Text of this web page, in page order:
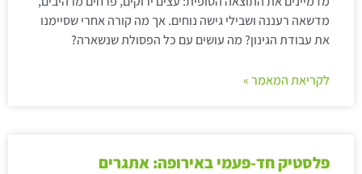
מדשאה רעננה ושבילי גישה נוחים. אך מה קורה אחרי שסיימנו
את עבודת הגינון? מה עושים עם כל הפסולת שנשארה?
לקריאת המאמר »
פלסטיק חד-פעמי באירופה: אתגרים